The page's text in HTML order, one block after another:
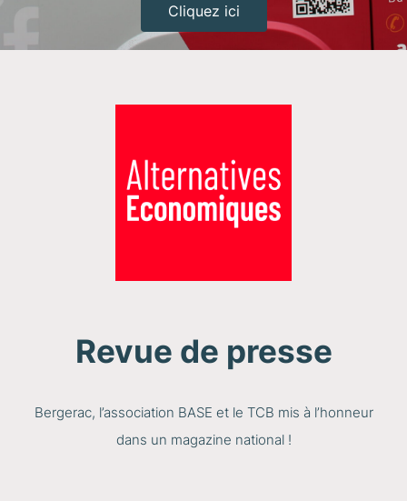
Cliquez ici
Revue de presse
Bergerac, l’association BASE et le TCB mis à l’honneur
dans un magazine national !